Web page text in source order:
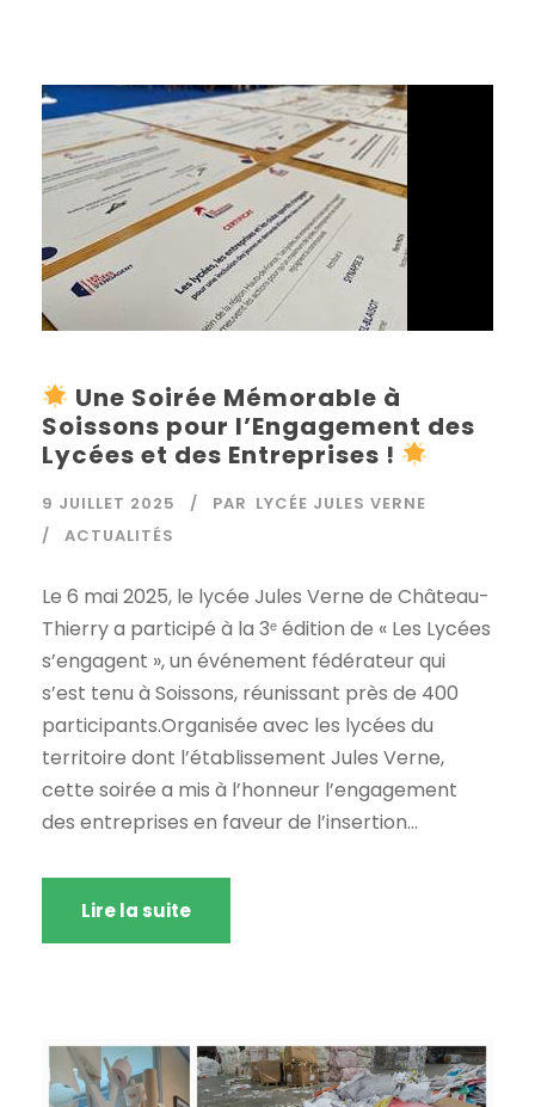
Une Soirée Mémorable à
Soissons pour l’Engagement des
Lycées et des Entreprises !
9 JUILLET 2025 PAR LYCÉE JULES VERNE
ACTUALITÉS
Le 6 mai 2025, le lycée Jules Verne de Château-
Thierry a participé à la 3ᵉ édition de « Les Lycées
s’engagent », un événement fédérateur qui
s’est tenu à Soissons, réunissant près de 400
participants.Organisée avec les lycées du
territoire dont l’établissement Jules Verne,
cette soirée a mis à l’honneur l’engagement
des entreprises en faveur de l’insertion...
Lire la suite